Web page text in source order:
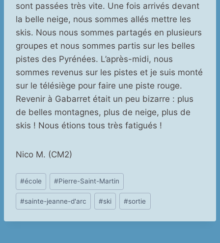
sont passées très vite. Une fois arrivés devant
la belle neige, nous sommes allés mettre les
skis. Nous nous sommes partagés en plusieurs
groupes et nous sommes partis sur les belles
pistes des Pyrénées. L’après-midi, nous
sommes revenus sur les pistes et je suis monté
sur le télésiège pour faire une piste rouge.
Revenir à Gabarret était un peu bizarre : plus
de belles montagnes, plus de neige, plus de
skis ! Nous étions tous très fatigués !
Nico M. (CM2)
Étiquettes
de
la
#école #Pierre-Saint-Martin
#sainte-jeanne-d'arc #ski #sortie